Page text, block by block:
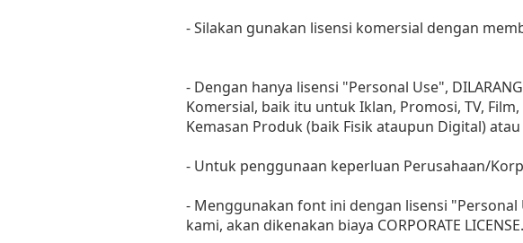
- Silakan gunakan lisensi komersial dengan
- Dengan hanya lisensi "Personal Use",
Komersial, baik itu untuk Iklan, Promosi, TV,
Kemasan Produk (baik Fisik ataupun Digital)
- Untuk penggunaan keperluan Perusahaan/
- Menggunakan font ini dengan lisensi
kami, akan dikenakan biaya CORPORATE LICENSE.